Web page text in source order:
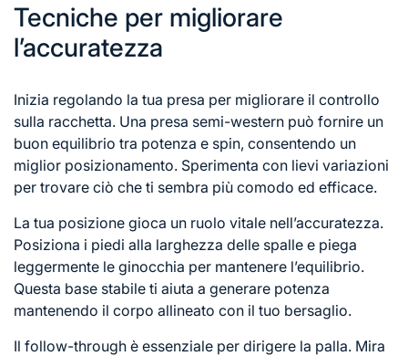
Tecniche per migliorare
l’accuratezza
Inizia regolando la tua presa per migliorare il controllo
sulla racchetta. Una presa semi-western può fornire un
buon equilibrio tra potenza e spin, consentendo un
miglior posizionamento. Sperimenta con lievi variazioni
per trovare ciò che ti sembra più comodo ed efficace.
La tua posizione gioca un ruolo vitale nell’accuratezza.
Posiziona i piedi alla larghezza delle spalle e piega
leggermente le ginocchia per mantenere l’equilibrio.
Questa base stabile ti aiuta a generare potenza
mantenendo il corpo allineato con il tuo bersaglio.
Il follow-through è essenziale per dirigere la palla. Mira